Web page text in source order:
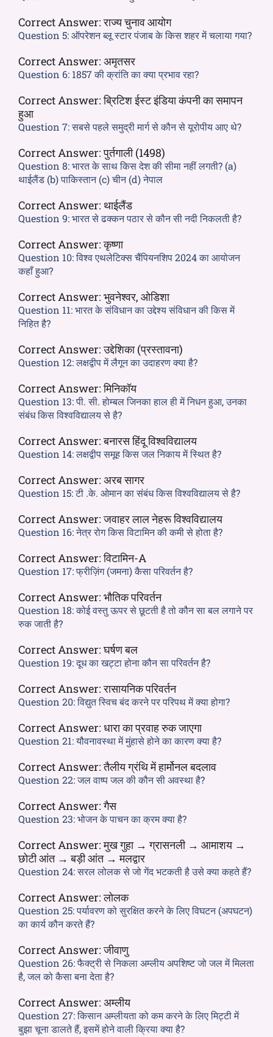
Correct Answer: राज्य चुनाव आयोग
Question 5:ऑपरेशन ब्लू स्टार पंजाब के किस शहर में चलाया गया?
Correct Answer: अमृतसर
Question 6: 1857 की क्रांति का क्या प्रभाव रहा?
Correct Answer: ब्रिटिश ईस्ट इंडिया कंपनी का समापन
हुआ
Question 7:सबसे पहले समुद्री मार्ग से कौन से यूरोपीय आए थे?
Correct Answer: पुर्तगाली (1498)
Question 8:भारत के साथ किस देश की सीमा नहीं लगती? (a)
थाईलैंड (b) पाकिस्तान (c) चीन (d) नेपाल
Correct Answer: थाईलैंड
Question 9:भारत से ढक्कन पठार से कौन सी नदी निकलती है?
Correct Answer: कृष्णा
Question 10:विश्व एथलेटिक्स चैंपियनशिप 2024 का आयोजन
कहाँ हुआ?
Correct Answer: भुवनेश्वर, ओडिशा
Question 11:भारत के संविधान का उद्देश्य संविधान की किस में
निहित है?
Correct Answer: उद्देशिका (प्रस्तावना)
Question 12:लक्षद्वीप में लैगून का उदाहरण क्या है?
Correct Answer: मिनिकॉय
Question 13:पी. सी. होम्बल जिनका हाल ही में निधन हुआ, उनका
संबंध किस विश्वविद्यालय से है?
Correct Answer: बनारस हिंदू विश्वविद्यालय
Question 14:लक्षद्वीप समूह किस जल निकाय में स्थित है?
Correct Answer: अरब सागर
Question 15:टी .के. ओमान का संबंध किस विश्वविद्यालय से है?
Correct Answer: जवाहर लाल नेहरू विश्वविद्यालय
Question 16:नेत्र रोग किस विटामिन की कमी से होता है?
Correct Answer: विटामिन-A
Question 17:फ्रीज़िंग (जमना) कैसा परिवर्तन है?
Correct Answer: भौतिक परिवर्तन
Question 18:कोई वस्तु ऊपर से छूटती है तो कौन सा बल लगाने पर
रुक जाती है?
Correct Answer: घर्षण बल
Question 19:दूध का खट्टा होना कौन सा परिवर्तन है?
Correct Answer: रासायनिक परिवर्तन
Question 20:विद्युत स्विच बंद करने पर परिपथ में क्या होगा?
Correct Answer: धारा का प्रवाह रुक जाएगा
Question 21:यौवनावस्था में मुंहासे होने का कारण क्या है?
Correct Answer: तैलीय ग्रंथि में हार्मोनल बदलाव
Question 22:जल वाष्प जल की कौन सी अवस्था है?
Correct Answer: गैस
Question 23:भोजन के पाचन का क्रम क्या है?
Correct Answer: मुख गुहा → ग्रासनली → आमाशय →
छोटी आंत → बड़ी आंत → मलद्वार
Question 24:सरल लोलक से जो गेंद भटकती है उसे क्या कहते हैं?
Correct Answer: लोलक
Question 25:पर्यावरण को सुरक्षित करने के लिए विघटन (अपघटन)
का कार्य कौन करते हैं?
Correct Answer: जीवाणु
Question 26:फैक्ट्री से निकला अम्लीय अपशिष्ट जो जल में मिलता
है, जल को कैसा बना देता है?
Correct Answer: अम्लीय
Question 27:किसान अम्लीयता को कम करने के लिए मिट्टी में
बुझा चूना डालते हैं, इसमें होने वाली क्रिया क्या है?